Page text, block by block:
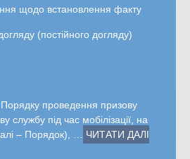
щодо встановлення факту
(постійного догляду)
проведення призову
службу під час мобілізації, на
– Порядок), … ЧИТАТИ ДАЛІ